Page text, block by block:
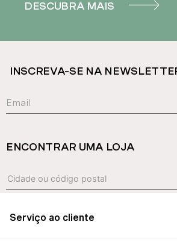
DESCUBRA MAIS
INSCREVA-SE NA
ENCONTRAR UMA LOJA
Serviço ao cliente